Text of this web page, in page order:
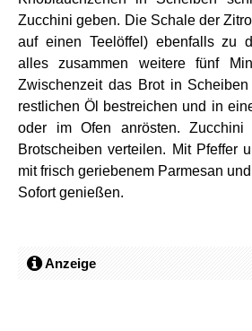
Zucchini geben. Die Schale der
auf einen Teelöffel) ebenfalls zu
alles zusammen weitere fünf
Zwischenzeit das Brot in
restlichen Öl bestreichen und in
oder im Ofen anrösten. Zucchini
Brotscheiben verteilen. Mit Pfeffer
mit frisch geriebenem Parmesan
Sofort genießen.
Anzeige